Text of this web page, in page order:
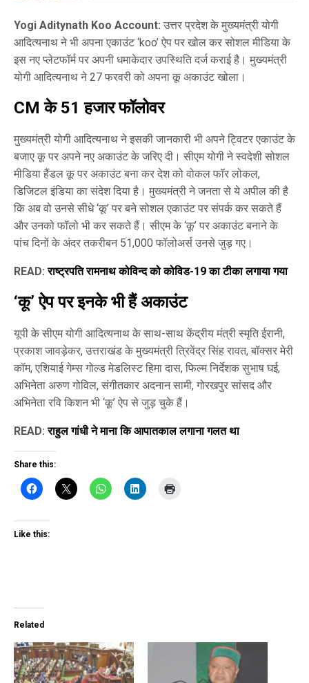
Yogi Aditynath Koo Account: उत्तर प्रदेश के मुख्यमंत्री योगी
आदित्यनाथ ने भी अपना एकाउंट ‘koo’ ऐप पर खोल कर सोशल मीडिया के
इस नए प्लेटफॉर्म पर अपनी धमाकेदार उपस्थिति दर्ज कराई है। मुख्यमंत्री
योगी आदित्यनाथ ने 27 फरवरी को अपना कू अकाउंट खोला।
CM के 51 हजार फॉलोवर
मुख्यमंत्री योगी आदित्यनाथ ने इसकी जानकारी भी अपने ट्विटर एकाउंट के
बजाए कू पर अपने नए अकाउंट के जरिए दी। सीएम योगी ने स्वदेशी सोशल
मीडिया हैंडल कू पर अकाउंट बना कर देश को वोकल फॉर लोकल,
डिजिटल इंडिया का संदेश दिया है। मुख्यमंत्री ने जनता से ये अपील की है
कि अब वो उनसे सीधे ‘कू’ पर बने सोशल एकाउंट पर संपर्क कर सकते हैं
और उनको फॉलो भी कर सकते हैं। सीएम के ‘कू’ पर अकाउंट बनाने के
पांच दिनों के अंदर तकरीबन 51,000 फॉलोअर्स उनसे जुड़ गए।
READ:राष्ट्रपति रामनाथ कोविन्द को कोविड-19 का टीका लगाया गया
‘कू’ ऐप पर इनके भी हैं अकाउंट
यूपी के सीएम योगी आदित्यनाथ के साथ-साथ केंद्रीय मंत्री स्मृति ईरानी,
प्रकाश जावड़ेकर, उत्तराखंड के मुख्यमंत्री त्रिवेंद्र सिंह रावत, बॉक्सर मेरी
कॉम, एशियाई गेम्स गोल्ड मेडलिस्ट हिमा दास, फिल्म निर्देशक सुभाष घई,
अभिनेता अरुण गोविल, संगीतकार अदनान सामी, गोरखपुर सांसद और
अभिनेता रवि किशन भी ‘कू’ ऐप से जुड़ चुके हैं।
READ:राहुल गांधी ने माना कि आपातकाल लगाना गलत था
Share this:
Like this:
Related